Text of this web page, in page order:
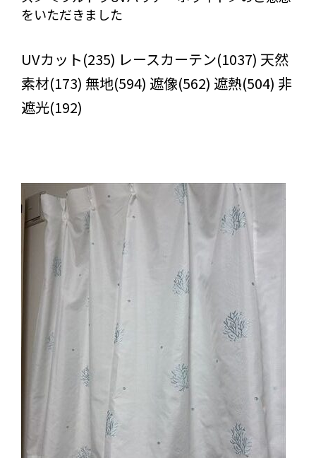
をいただきました
UVカット(235) レースカーテン(1037) 天然
素材(173) 無地(594) 遮像(562) 遮熱(504) 非
遮光(192)